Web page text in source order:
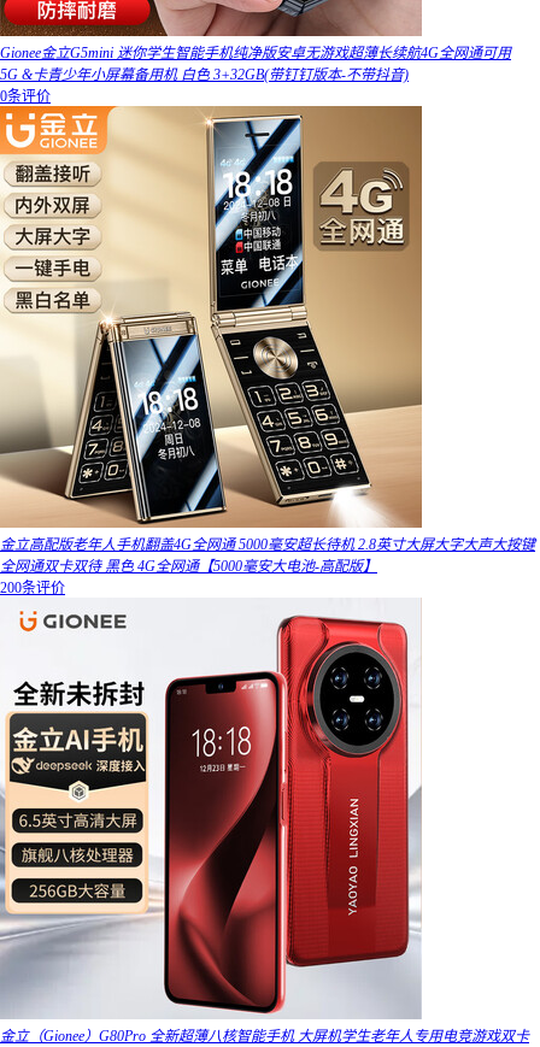
Gionee金立G5mini 迷你学生智能手机纯净版安卓无游戏超薄长续航4G全网通可用
5G &卡青少年小屏幕备用机 白色 3+32GB(带钉钉版本-不带抖音)
0条评价
金立高配版老年人手机翻盖4G全网通 5000毫安超长待机 2.8英寸大屏大字大声大按键
全网通双卡双待 黑色 4G全网通【5000毫安大电池-高配版】
200条评价
金立（Gionee）G80Pro 全新超薄八核智能手机 大屏机学生老年人专用电竞游戏双卡